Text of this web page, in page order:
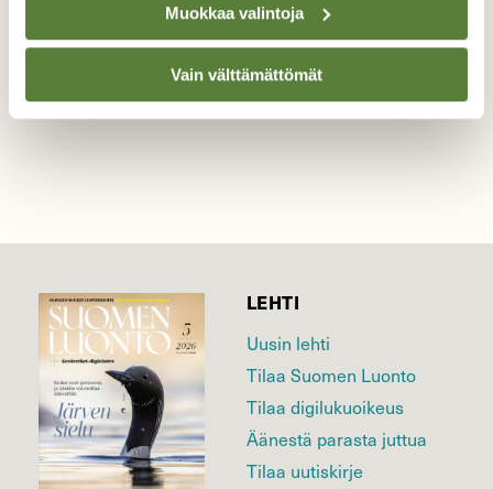
Muokkaa valintoja
Vain välttämättömät
TAKAISIN LISTAAN
LEHTI
Uusin lehti
Tilaa Suomen Luonto
Tilaa digilukuoikeus
Äänestä parasta juttua
Tilaa uutiskirje